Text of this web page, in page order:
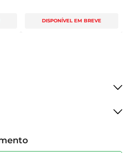
DISPONÍVEL EM BREVE